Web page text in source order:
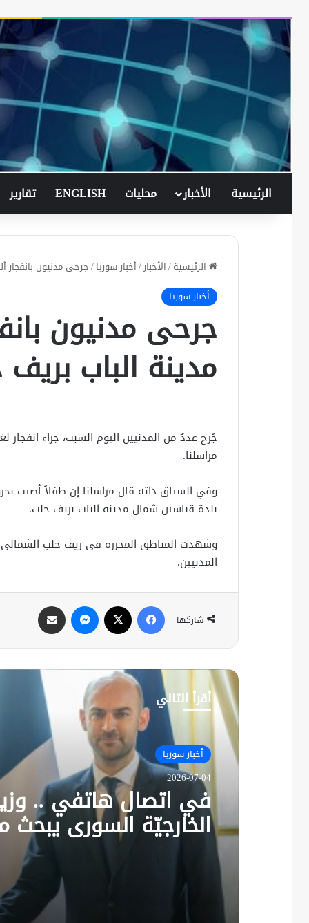
الرئيسية الأخبار محليات ENGLISH تقارير
الرئيسية/الأخبار/أخبار سوريا/جرحى مدنيون بانفجار
أخبار سوريا
جرحى مدنيون
مدينة الباب
جُرح عددٌ من المدنيين اليوم السبت، جراء انفجار
مراسلنا.
وفي السياق ذاته قال مراسلنا إن طفلاُ أصيب
بلدة قباسين شمال مدينة الباب بريف حلب.
وشهدت المناطق المحررة في ريف حلب الشمالي
المدنيين.
شاركها
فيسبوك ماسنجر
أقرأ التالي
أخبار سوريا
2026-07-04
في اتصال هاتفي ..
الخارجيّة السوري يبحث
نظيره الفرنسي آخر